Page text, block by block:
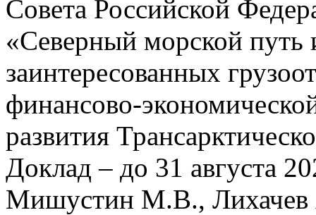
Совета Российской
«Северный морской путь
заинтересованных
финансово-
развития
Доклад – до 31 августа
Мишустин М.В.,